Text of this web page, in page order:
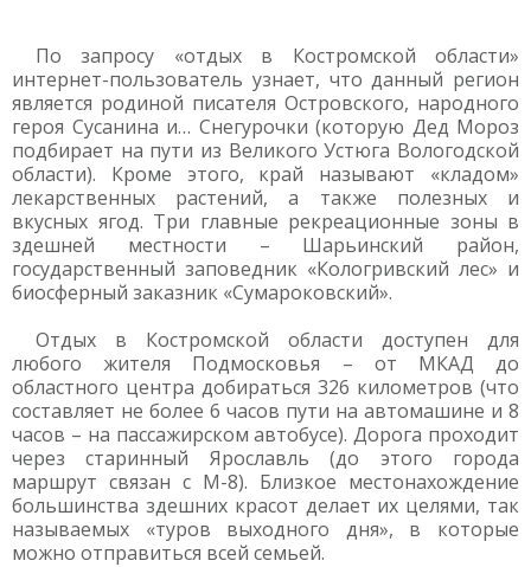
По запросу «отдых в Костромской области»
интернет-пользователь узнает, что данный регион
является родиной писателя Островского, народного
героя Сусанина и… Снегурочки (которую Дед Мороз
подбирает на пути из Великого Устюга Вологодской
области). Кроме этого, край называют «кладом»
лекарственных растений, а также полезных и
вкусных ягод. Три главные рекреационные зоны в
здешней местности – Шарьинский район,
государственный заповедник «Кологривский лес» и
биосферный заказник «Сумароковский».
Отдых в Костромской области доступен для
любого жителя Подмосковья – от МКАД до
областного центра добираться 326 километров (что
составляет не более 6 часов пути на автомашине и 8
часов – на пассажирском автобусе). Дорога проходит
через старинный Ярославль (до этого города
маршрут связан с М-8). Близкое местонахождение
большинства здешних красот делает их целями, так
называемых «туров выходного дня», в которые
можно отправиться всей семьей.